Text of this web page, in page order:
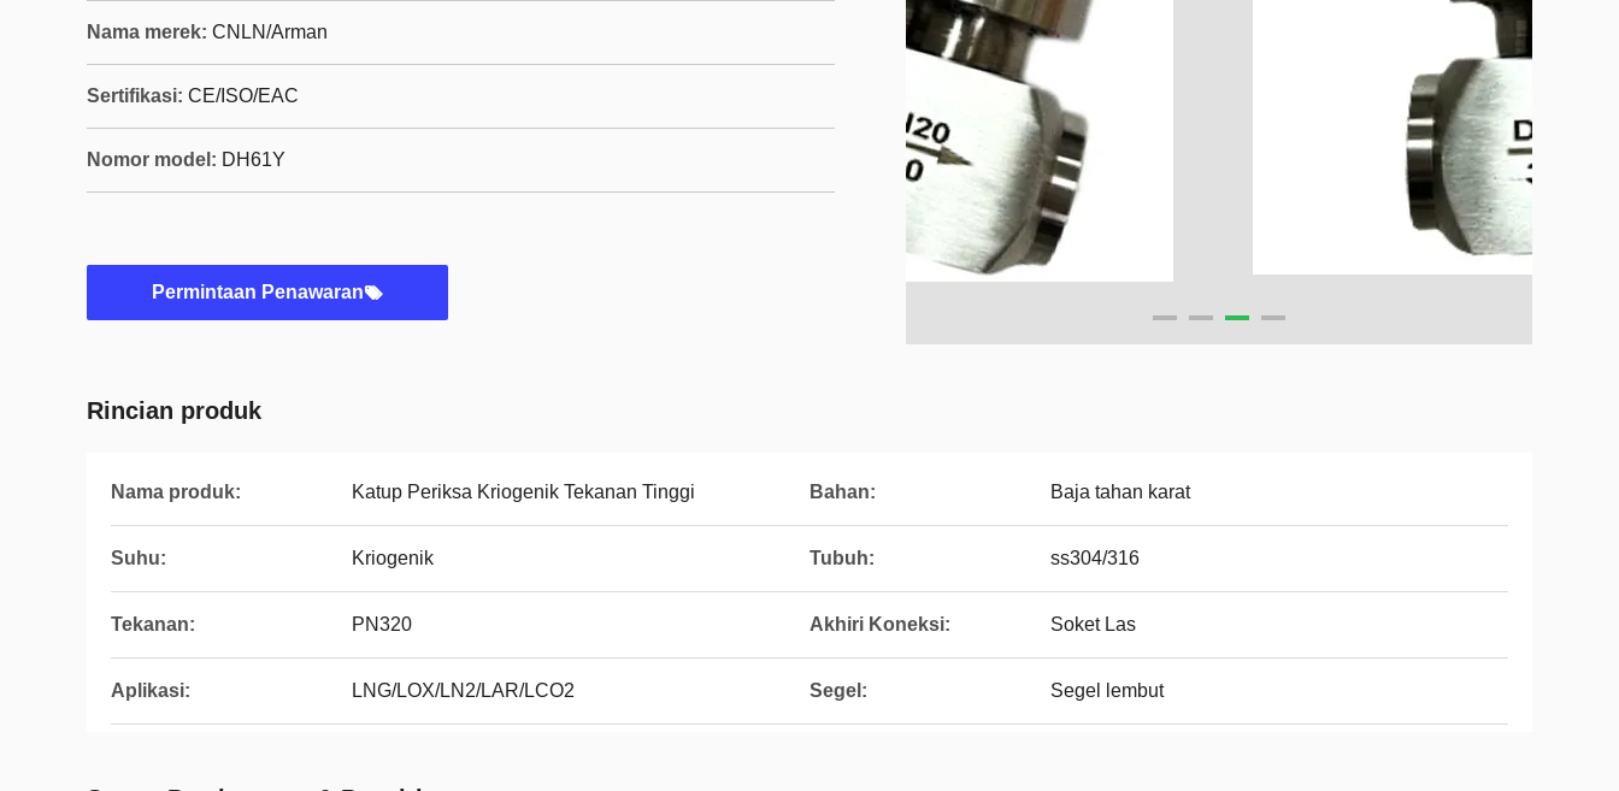
Nama merek: CNLN/Arman
Sertifikasi: CE/ISO/EAC
Nomor model: DH61Y
Permintaan Penawaran
Rincian produk
Nama produk: Katup Periksa Kriogenik Tekanan Tinggi Bahan: Baja tahan karat
Suhu: Kriogenik Tubuh: ss304/316
Tekanan: PN320 Akhiri Koneksi: Soket Las
Aplikasi: LNG/LOX/LN2/LAR/LCO2 Segel: Segel lembut